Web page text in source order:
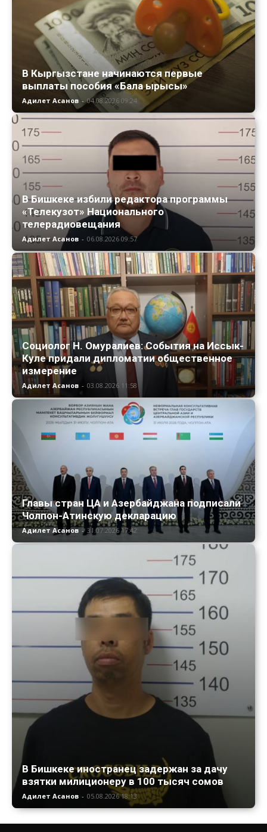
В Кыргызстане начинаются первые
выплаты пособия «Бала ырысы»
Адилет Асанов - 04.08.2026 09:24
В Бишкеке избили редактора программы
«Телекузот» Национального
телерадиовещания
Адилет Асанов - 06.08.2026 09:57
Социолог Н. Омуралиев: События на Иссык-
Куле придали дипломатии общественное
измерение
Адилет Асанов - 03.08.2026 11:58
Главы стран ЦА и Азербайджана подписали
Чолпон-Атинскую декларацию
Адилет Асанов - 31.07.2026 17:42
В Бишкеке иностранец задержан за дачу
взятки милиционеру в 100 тысяч сомов
Адилет Асанов - 05.08.2026 18:13